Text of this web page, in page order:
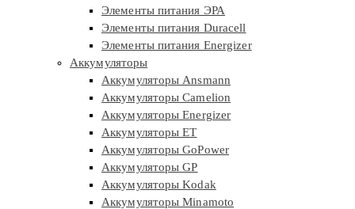
Элементы питания ЭРА
Элементы питания Duracell
Элементы питания Energizer
Аккумуляторы
Аккумуляторы Ansmann
Аккумуляторы Camelion
Аккумуляторы Energizer
Аккумуляторы ET
Аккумуляторы GoPower
Аккумуляторы GP
Аккумуляторы Kodak
Аккумуляторы Minamoto